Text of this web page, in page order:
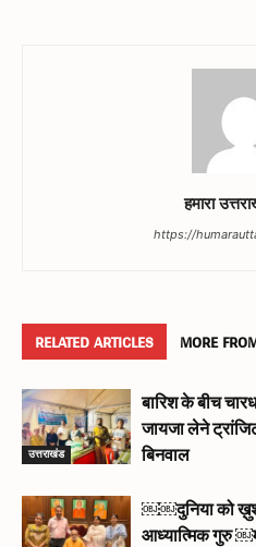
हमारा
https://
RELATED ARTICLES MORE
उत्तराखंड
बारिश के बीच
जायजा लेने
बिनवाल
￼￼दुनिया को ख़ुश
आध्यात्मिक गुरु